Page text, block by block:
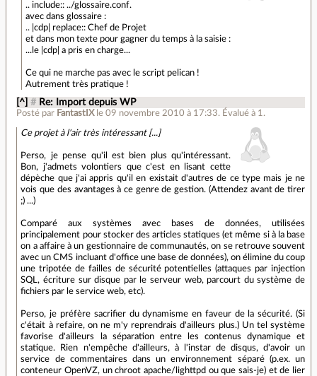
.. include:: ../glossaire.conf.
avec dans glossaire :
.. |cdp| replace:: Chef de Projet
et dans mon texte pour gagner du temps à la saisie :
...le |cdp| a pris en charge...
Ce qui ne marche pas avec le script pelican !
Autrement très pratique !
[^] # Re: Import depuis WP
Posté par FantastIX le 09 novembre 2010 à 17:33. Évalué à 1.
Ce projet à l'air très intéressant [...]
Perso, je pense qu'il est bien plus qu'intéressant.
Bon, j'admets volontiers que c'est en lisant cette
dépèche que j'ai appris qu'il en existait d'autres de ce type mais je ne
vois que des avantages à ce genre de gestion. (Attendez avant de tirer
;) ...)
Comparé aux systèmes avec bases de données, utilisées
principalement pour stocker des articles statiques (et même si à la base
on a affaire à un gestionnaire de communautés, on se retrouve souvent
avec un CMS incluant d'office une base de données), on élimine du coup
une tripotée de failles de sécurité potentielles (attaques par injection
SQL, écriture sur disque par le serveur web, parcourt du système de
fichiers par le service web, etc).
Perso, je préfère sacrifier du dynamisme en faveur de la sécurité. (Si
c'était à refaire, on ne m'y reprendrais d'ailleurs plus.) Un tel système
favorise d'ailleurs la séparation entre les contenus dynamique et
statique. Rien n'empêche d'ailleurs, à l'instar de disqus, d'avoir un
service de commentaires dans un environnement séparé (p.ex. un
conteneur OpenVZ, un chroot apache/lighttpd ou que sais-je) et de lier